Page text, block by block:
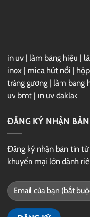
in uv | làm bảng hiệu |
inox | mica hút nổi |
tráng gương | làm bảng
uv bmt | in uv đaklak
ĐĂNG KÝ NHẬN BẢN
Đăng ký nhận bản tin
khuyến mại lớn dành